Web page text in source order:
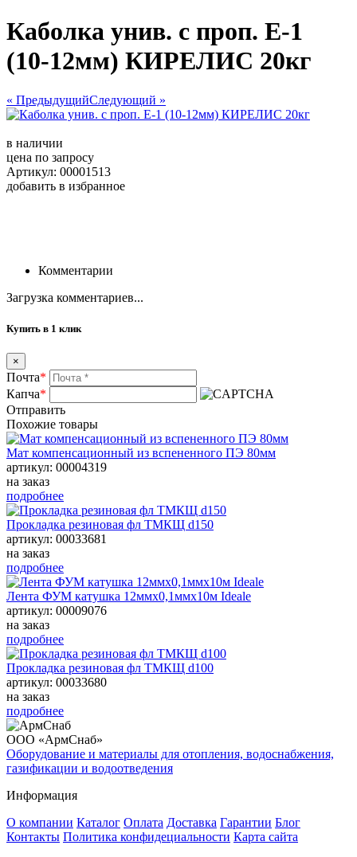
Каболка унив. с проп. Е-1
(10-12мм) КИРЕЛИС 20кг
« ПредыдущийСледующий »
в наличии
цена по запросу
Артикул: 00001513
добавить в избранное
Комментарии
Загрузка комментариев...
Купить в 1 клик
×
Почта*
Капча*
Отправить
Похожие товары
Мат компенсационный из вспененного ПЭ 80мм
артикул: 00004319
на заказ
подробнее
Прокладка резиновая фл ТМКЩ d150
артикул: 00033681
на заказ
подробнее
Лента ФУМ катушка 12ммх0,1ммх10м Ideale
артикул: 00009076
на заказ
подробнее
Прокладка резиновая фл ТМКЩ d100
артикул: 00033680
на заказ
подробнее
ООО «АрмСнаб»
Оборудование и материалы для отопления, водоснабжения,
газификации и водоотведения
Информация
О компании Каталог Оплата Доставка Гарантии Блог
Контакты Политика конфидециальности Карта сайта